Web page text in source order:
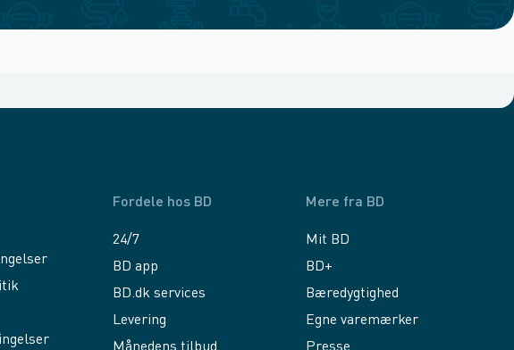
Fordele hos BD
24/7
BD app
BD.dk services
Levering
Mere fra BD
Mit BD
BD+
Bæredygtighed
Egne varemærker